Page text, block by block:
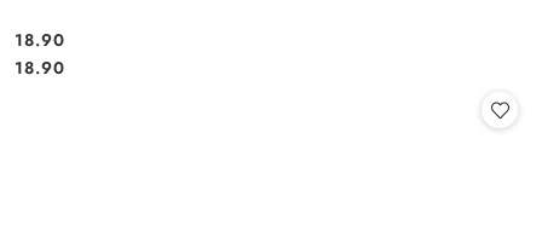
Cena:
18.90
Cena:
18.90